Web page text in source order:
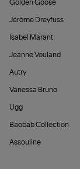
Golden Goose
Jérôme Dreyfuss
Isabel Marant
Jeanne Vouland
Autry
Vanessa Bruno
Ugg
Baobab Collection
Assouline